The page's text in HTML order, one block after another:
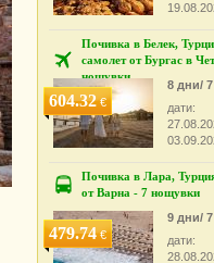
Почивка в Белек,
самолет от Бургас в
нощувки
604.32€
8 дни/
дати:
Почивка в Лара,
от Варна - 7 нощувки
479.74€
9 дни/
дати: